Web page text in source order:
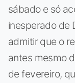
sábado e só
inesperado de
admitir que o
antes mesmo
de fevereiro,